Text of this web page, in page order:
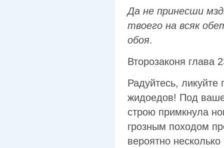
Да не принесши
твоего на всяк
обоя.
Второзаконя глава
Радуйтесь, ликуйте
жидоедов! Под
строю примкнула
грозным походом
вероятно